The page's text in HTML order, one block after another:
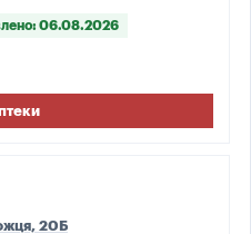
06.08.2026
20Б